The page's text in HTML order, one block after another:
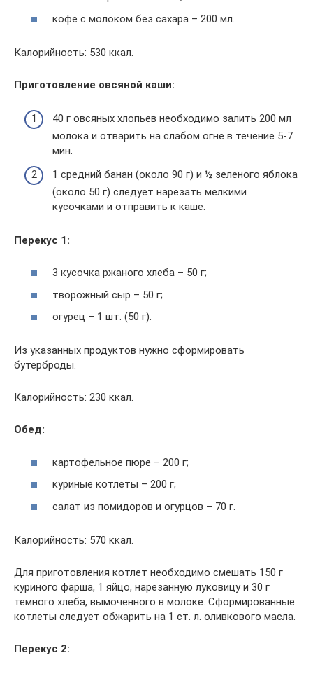
кофе с молоком без сахара – 200 мл.
Калорийность: 530 ккал.
Приготовление овсяной каши:
40 г овсяных хлопьев необходимо залить 200 мл
молока и отварить на слабом огне в течение 5-7
мин.
1 средний банан (около 90 г) и ½ зеленого яблока
(около 50 г) следует нарезать мелкими
кусочками и отправить к каше.
Перекус 1:
3 кусочка ржаного хлеба – 50 г;
творожный сыр – 50 г;
огурец – 1 шт. (50 г).
Из указанных продуктов нужно сформировать
бутерброды.
Калорийность: 230 ккал.
Обед:
картофельное пюре – 200 г;
куриные котлеты – 200 г;
салат из помидоров и огурцов – 70 г.
Калорийность: 570 ккал.
Для приготовления котлет необходимо смешать 150 г
куриного фарша, 1 яйцо, нарезанную луковицу и 30 г
темного хлеба, вымоченного в молоке. Сформированные
котлеты следует обжарить на 1 ст. л. оливкового масла.
Перекус 2: